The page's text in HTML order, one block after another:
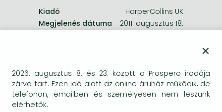
Kiadó
HarperCollins UK
Megjelenés dátuma
2011. augusztus 18.
Terjedelem
976 oldal
Méret
178x111x47 mm
Súly
460 g
Nyelv
×
2026. augusztus 8. és 23. között a Prospero irodája
zárva tart. Ezen idő alatt az online áruház működik, de
telefonon, emailben és személyesen nem leszünk
elérhetők.